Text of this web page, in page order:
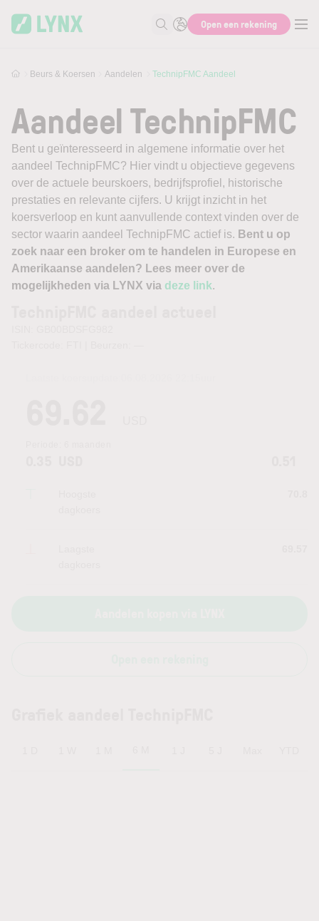
Zoek naar informatie
Open een rekening
Beurs & Koersen Aandelen TechnipFMC Aandeel
Aandeel TechnipFMC
Bent u geïnteresseerd in algemene informatie over het
aandeel TechnipFMC? Hier vindt u objectieve gegevens
over de actuele beurskoers, bedrijfsprofiel, historische
prestaties en relevante cijfers. U krijgt inzicht in het
koersverloop en kunt aanvullende context vinden over de
sector waarin aandeel TechnipFMC actief is. Bent u op
zoek naar een broker om te handelen in Europese en
Amerikaanse aandelen? Lees meer over de
mogelijkheden via LYNX via deze link.